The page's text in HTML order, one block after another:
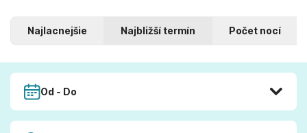
Najlacnejšie Najbližší termín Počet nocí
Od - Do